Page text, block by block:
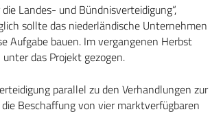
Landes- und Bündnisverteidigung“,
sollte das niederländische Unternehmen
Aufgabe bauen. Im vergangenen Herbst
unter das Projekt gezogen.
parallel zu den Verhandlungen zur
Beschaffung von vier marktverfügbaren